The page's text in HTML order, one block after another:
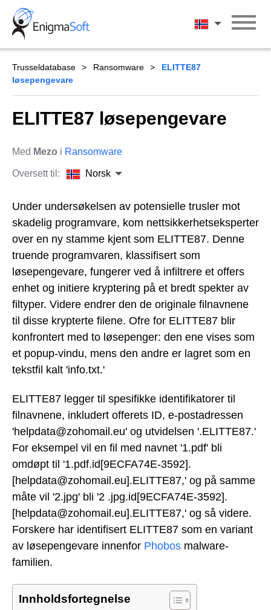
Skip
content
Norsk
Trusseldatabase Ransomware
ELITTE87
løsepengevare
ELITTE87 løsepengevare
Med Mezo i Ransomware
Oversett til: Norsk
Under undersøkelsen av potensielle trusler mot
skadelig programvare, kom nettsikkerhetseksperter
over en ny stamme kjent som ELITTE87. Denne
truende programvaren, klassifisert som
løsepengevare, fungerer ved å infiltrere et offers
enhet og initiere kryptering på et bredt spekter av
filtyper. Videre endrer den de originale filnavnene
til disse krypterte filene. Ofre for ELITTE87 blir
konfrontert med to løsepenger: den ene vises som
et popup-vindu, mens den andre er lagret som en
tekstfil kalt 'info.txt.'
ELITTE87 legger til spesifikke identifikatorer til
filnavnene, inkludert offerets ID, e-postadressen
'helpdata@zohomail.eu' og utvidelsen '.ELITTE87.'
For eksempel vil en fil med navnet '1.pdf' bli
omdøpt til '1.pdf.id[9ECFA74E-3592].
[helpdata@zohomail.eu].ELITTE87,' og på samme
måte vil '2.jpg' bli '2 .jpg.id[9ECFA74E-3592].
[helpdata@zohomail.eu].ELITTE87,' og så videre.
Forskere har identifisert ELITTE87 som en variant
av løsepengevare innenfor Phobos malware-
familien.
Innholdsfortegnelse